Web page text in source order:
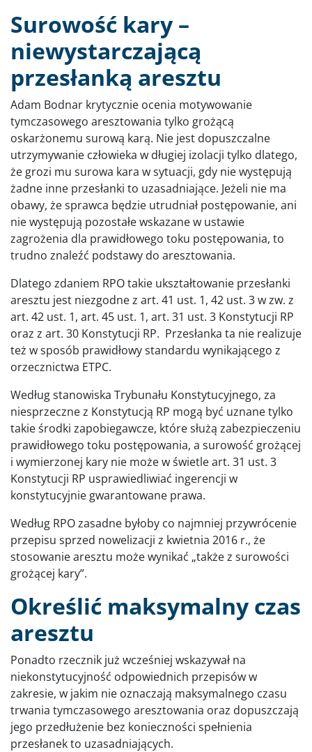
Surowość kary –
niewystarczającą
przesłanką aresztu
Adam Bodnar krytycznie ocenia motywowanie
tymczasowego aresztowania tylko grożącą
oskarżonemu surową karą. Nie jest dopuszczalne
utrzymywanie człowieka w długiej izolacji tylko dlatego,
że grozi mu surowa kara w sytuacji, gdy nie występują
żadne inne przesłanki to uzasadniające. Jeżeli nie ma
obawy, że sprawca będzie utrudniał postępowanie, ani
nie występują pozostałe wskazane w ustawie
zagrożenia dla prawidłowego toku postępowania, to
trudno znaleźć podstawy do aresztowania.
Dlatego zdaniem RPO takie ukształtowanie przesłanki
aresztu jest niezgodne z art. 41 ust. 1, 42 ust. 3 w zw. z
art. 42 ust. 1, art. 45 ust. 1, art. 31 ust. 3 Konstytucji RP
oraz z art. 30 Konstytucji RP. Przesłanka ta nie realizuje
też w sposób prawidłowy standardu wynikającego z
orzecznictwa ETPC.
Według stanowiska Trybunału Konstytucyjnego, za
niesprzeczne z Konstytucją RP mogą być uznane tylko
takie środki zapobiegawcze, które służą zabezpieczeniu
prawidłowego toku postępowania, a surowość grożącej
i wymierzonej kary nie może w świetle art. 31 ust. 3
Konstytucji RP usprawiedliwiać ingerencji w
konstytucyjnie gwarantowane prawa.
Według RPO zasadne byłoby co najmniej przywrócenie
przepisu sprzed nowelizacji z kwietnia 2016 r., że
stosowanie aresztu może wynikać „także z surowości
grożącej kary”.
Określić maksymalny czas
aresztu
Ponadto rzecznik już wcześniej wskazywał na
niekonstytucyjność odpowiednich przepisów w
zakresie, w jakim nie oznaczają maksymalnego czasu
trwania tymczasowego aresztowania oraz dopuszczają
jego przedłużenie bez konieczności spełnienia
przesłanek to uzasadniających.